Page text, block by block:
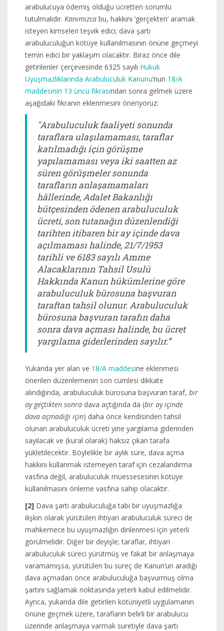
arabulucuya ödemiş olduğu ücretten sorumlu
tutulmalıdır. Kanımızca bu, hakkını ‘gerçekten’ aramak
isteyen kimseleri teşvik edici; dava şartı
arabuluculuğun kötüye kullanılmasının önüne geçmeyi
temin edici bir yaklaşım olacaktır. Biraz önce dile
getirilenler çerçevesinde 6325 sayılı Hukuk
Uyuşmazlıklarında Arabuluculuk Kanunu’nun 18/A
maddesinin 13 üncü fıkrasından sonra gelmek üzere
aşağıdaki fıkranın eklenmesini öneriyoruz:
"Arabuluculuk faaliyeti sonunda
taraflara ulaşılamaması, taraflar
katılmadığı için görüşme
yapılamaması veya iki saatten az
süren görüşmeler sonunda
tarafların anlaşamamaları
hâllerinde, Adalet Bakanlığı
bütçesinden ödenen arabuluculuk
ücreti, son tutanağın düzenlendiği
tarihten itibaren bir ay içinde dava
açılmaması halinde, 21/7/1953
tarihli ve 6183 sayılı Amme
Alacaklarının Tahsil Usulü
Hakkında Kanun hükümlerine göre
arabuluculuk bürosuna başvuran
taraftan tahsil olunur. Arabuluculuk
bürosuna başvuran tarafın daha
sonra dava açması halinde, bu ücret
yargılama giderlerinden sayılır.”
Yukarıda yer alan ve 18/A maddesine eklenmesi
önerilen düzenlemenin son cümlesi dikkate
alındığında, arabuluculuk bürosuna başvuran taraf, bir
ay geçtikten sonra dava açtığında da (bir ay içinde
dava açmadığı için) daha önce kendisinden tahsil
olunan arabuluculuk ücreti yine yargılama giderinden
sayılacak ve (kural olarak) haksız çıkan tarafa
yükletilecektir. Böylelikle bir aylık süre, dava açma
hakkını kullanmak istemeyen taraf için cezalandırma
vasfına değil, arabuluculuk müessesesinin kötüye
kullanılmasını önleme vasfına sahip olacaktır.
[2] Dava şartı arabuluculuğa tabi bir uyuşmazlığa
ilişkin olarak yürütülen ihtiyari arabuluculuk süreci de
mahkemece bu uyuşmazlığın dinlenmesi için yeterli
görülmelidir. Diğer bir deyişle; taraflar, ihtiyari
arabuluculuk süreci yürütmüş ve fakat bir anlaşmaya
varamamışsa, yürütülen bu süreç de Kanun’un aradığı
dava açmadan önce arabuluculuğa başvurmuş olma
şartını sağlamak noktasında yeterli kabul edilmelidir.
Ayrıca, yukarıda dile getirilen kötüniyetli uygulamanın
önüne geçmek üzere, tarafların belirli bir arabulucu
üzerinde anlaşmaya varmak suretiyle dava şartı